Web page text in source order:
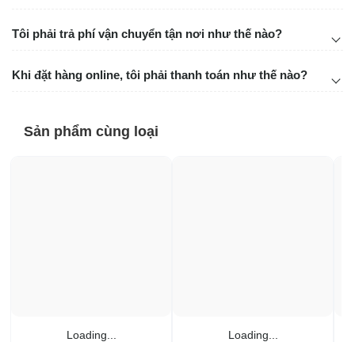
Tôi phải trả phí vận chuyển tận nơi như thế nào?
Khi đặt hàng online, tôi phải thanh toán như thế nào?
Sản phẩm cùng loại
Loading... Loading...